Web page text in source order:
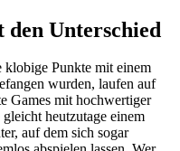
den Unterschied
klobige Punkte mit einem
wurden, laufen auf
Games mit hochwertiger
heutzutage einem
auf dem sich sogar